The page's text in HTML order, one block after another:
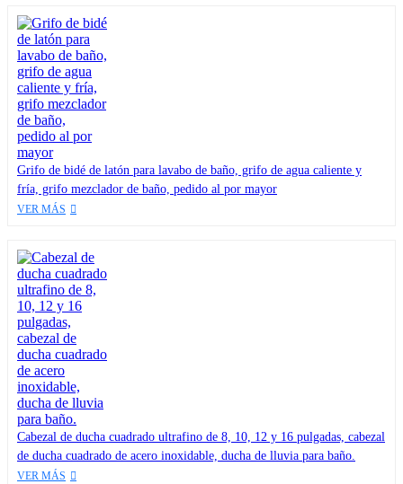
Grifo de bidé de latón para lavabo de baño, grifo de agua caliente y
fría, grifo mezclador de baño, pedido al por mayor
VER MÁS
Cabezal de ducha cuadrado ultrafino de 8, 10, 12 y 16 pulgadas, cabezal
de ducha cuadrado de acero inoxidable, ducha de lluvia para baño.
VER MÁS